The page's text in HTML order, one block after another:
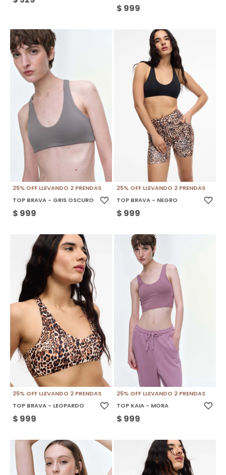
$ 999
25% OFF LLEVANDO 2 PRENDAS
TOP BRAVA - GRIS OSCURO
$ 999
25% OFF LLEVANDO 2 PRENDAS
TOP BRAVA - NEGRO
$ 999
25% OFF LLEVANDO 2 PRENDAS
TOP BRAVA - LEOPARDO
$ 999
25% OFF LLEVANDO 2 PRENDAS
TOP KAIA - MORA
$ 999